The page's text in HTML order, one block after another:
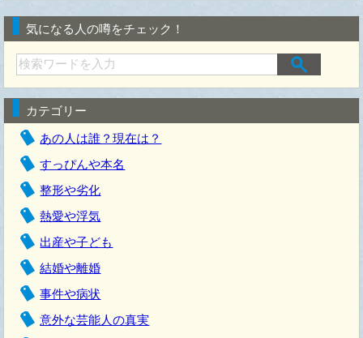
気になる人の噂をチェック！
カテゴリー
あの人は誰？現在は？
すっぴんや本名
整形や劣化
熱愛や浮気
出産や子ども
結婚や離婚
事件や病状
意外な芸能人の真実